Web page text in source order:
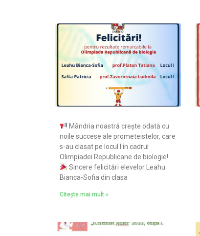
Mândria noastră crește odată cu
noile succese ale prometeistelor, care
s-au clasat pe locul I în cadrul
Olimpiadei Republicane de biologie!
Sincere felicitări elevelor Leahu
Bianca-Sofia din clasa
Citește mai mult »